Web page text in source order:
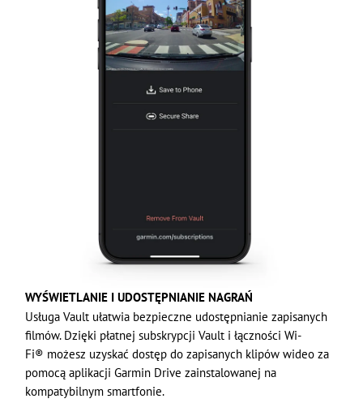
WYŚWIETLANIE I UDOSTĘPNIANIE NAGRAŃ
Usługa Vault ułatwia bezpieczne udostępnianie zapisanych
filmów. Dzięki płatnej subskrypcji Vault i łączności Wi-
Fi® możesz uzyskać dostęp do zapisanych klipów wideo za
pomocą aplikacji Garmin Drive zainstalowanej na
kompatybilnym smartfonie.